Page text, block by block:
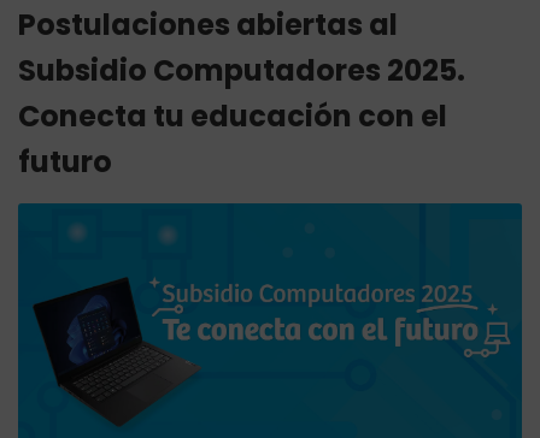
Postulaciones abiertas al
Subsidio Computadores 2025.
Conecta tu educación con el
futuro